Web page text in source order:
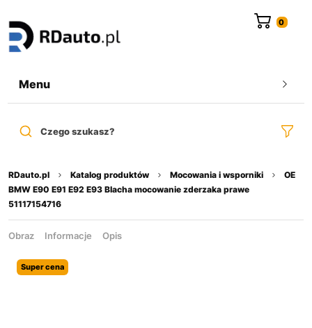
Menu
Czego szukasz?
RDauto.pl Katalog produktów Mocowania i wsporniki
OE
BMW E90 E91 E92 E93 Blacha mocowanie zderzaka prawe
51117154716
Obraz Informacje Opis
Super cena